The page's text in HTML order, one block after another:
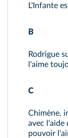
L'Infante
B
Rodrigue
l'aime
C
Chimène,
avec l'aide
pouvoir